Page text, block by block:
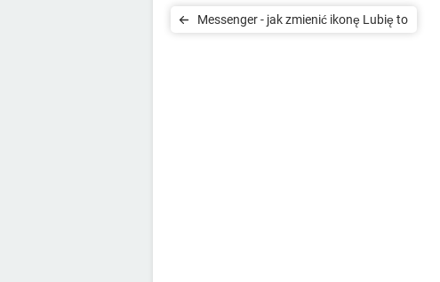
Messenger - jak zmienić ikonę Lubię to